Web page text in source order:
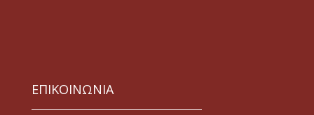
ΕΠΙΚΟΙΝΩΝΙΑ